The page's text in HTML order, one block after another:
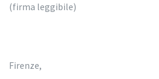
(firma leggibile)
Firenze,